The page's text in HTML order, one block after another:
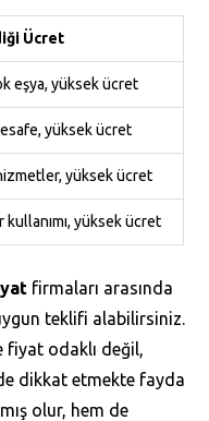
Ücret
eşya, yüksek ücret
yüksek ücret
yüksek ücret
kullanımı, yüksek ücret
firmaları arasında
teklifi alabilirsiniz.
fiyat odaklı değil,
dikkat etmekte fayda
olur, hem de